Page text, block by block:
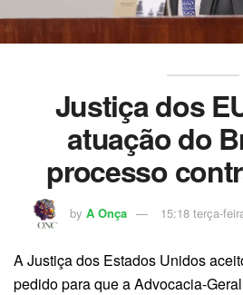
Justiça dos
atuação do
processo
by A Onça 15:18 terça-
A Justiça dos Estados Unidos
pedido para que a Advocacia-